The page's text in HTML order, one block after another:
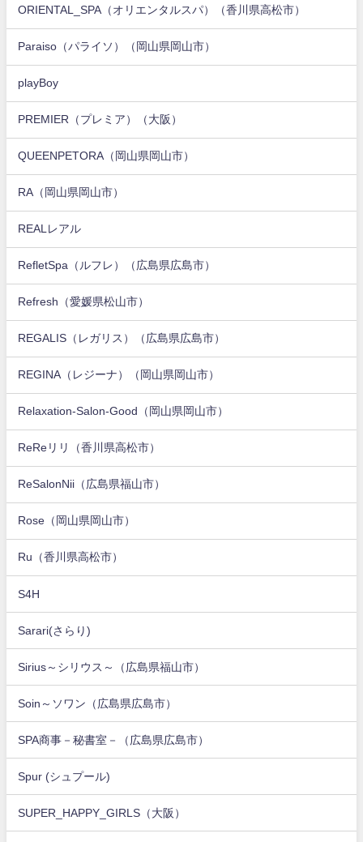
ORIENTAL_SPA（オリエンタルスパ）（香川県高松市）
Paraiso（パライソ）（岡山県岡山市）
playBoy
PREMIER（プレミア）（大阪）
QUEENPETORA（岡山県岡山市）
RA（岡山県岡山市）
REALレアル
RefletSpa（ルフレ）（広島県広島市）
Refresh（愛媛県松山市）
REGALIS（レガリス）（広島県広島市）
REGINA（レジーナ）（岡山県岡山市）
Relaxation-Salon-Good（岡山県岡山市）
ReReリリ（香川県高松市）
ReSalonNii（広島県福山市）
Rose（岡山県岡山市）
Ru（香川県高松市）
S4H
Sarari(さらり)
Sirius～シリウス～（広島県福山市）
Soin～ソワン（広島県広島市）
SPA商事－秘書室－（広島県広島市）
Spur (シュプール)
SUPER_HAPPY_GIRLS（大阪）